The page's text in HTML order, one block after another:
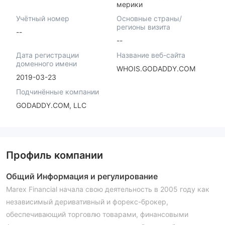
мерики
Учётный номер
--
Основные страны/
регионы визита
--
Дата регистрации
доменного имени
2019-03-23
Название веб-сайта
WHOIS.GODADDY.COM
Подчинённые компании
GODADDY.COM, LLC
Профиль компании
Общий Информация и регулирование
Marex Financial начала свою деятельность в 2005 году как
независимый деривативный и форекс-брокер,
обеспечивающий торговлю товарами, финансовыми